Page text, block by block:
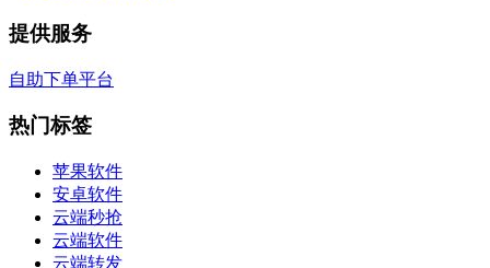
提供服务
自助下单平台
热门标签
苹果软件
安卓软件
云端秒抢
云端软件
云端转发